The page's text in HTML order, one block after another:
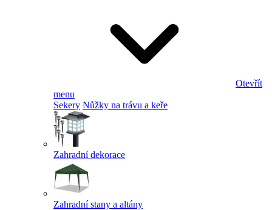
Otevřít
menu
Sekery Nůžky na trávu a keře
Zahradní dekorace
Zahradní stany a altány